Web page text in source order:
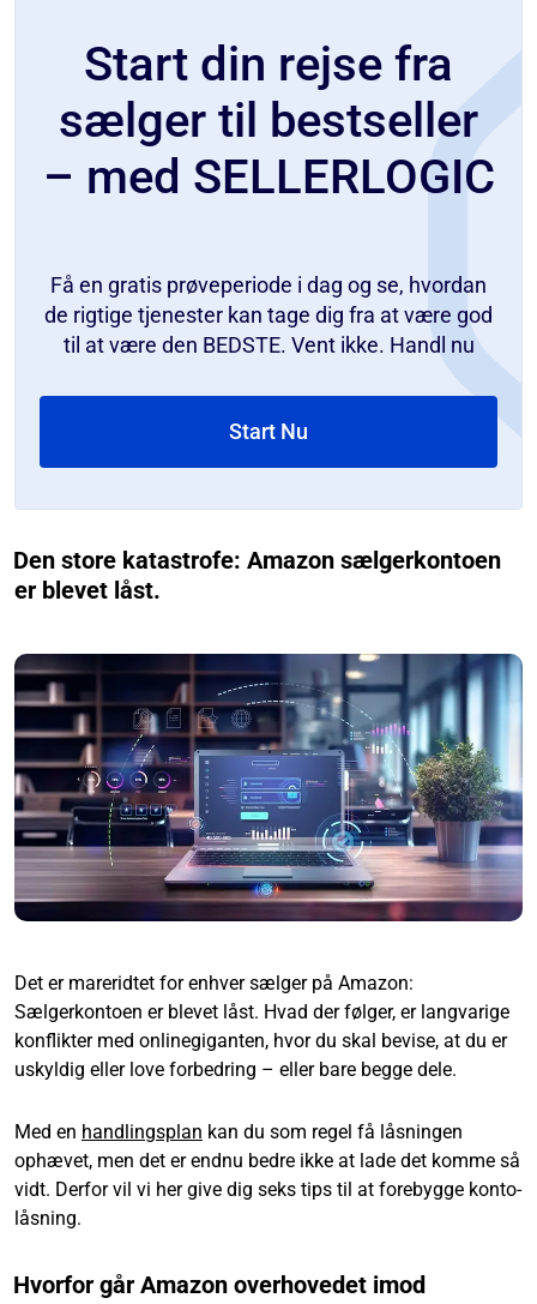
Start din rejse fra
sælger til bestseller
– med SELLERLOGIC
Få en gratis prøveperiode i dag og se, hvordan
de rigtige tjenester kan tage dig fra at være god
til at være den BEDSTE. Vent ikke. Handl nu
Start Nu
Den store katastrofe: Amazon sælgerkontoen
er blevet låst.
Det er mareridtet for enhver sælger på Amazon:
Sælgerkontoen er blevet låst. Hvad der følger, er langvarige
konflikter med onlinegiganten, hvor du skal bevise, at du er
uskyldig eller love forbedring – eller bare begge dele.
Med en handlingsplan kan du som regel få låsningen
ophævet, men det er endnu bedre ikke at lade det komme så
vidt. Derfor vil vi her give dig seks tips til at forebygge konto-
låsning.
Hvorfor går Amazon overhovedet imod